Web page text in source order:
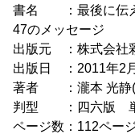
書名 ：最後に伝
47のメッセージ
出版元 ：株式会社
出版日 ：2011年2
著者 ：瀧本 光静(
判型 ：四六版
ページ数：112ペー